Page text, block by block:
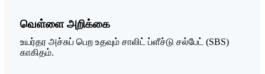
வெள்ளை அறிக்கை
உயர்தர அச்சுப் பெற உதவும் சாலிட் ப்ளீச்டு சல்பேட் (SBS)
காகிதம்.